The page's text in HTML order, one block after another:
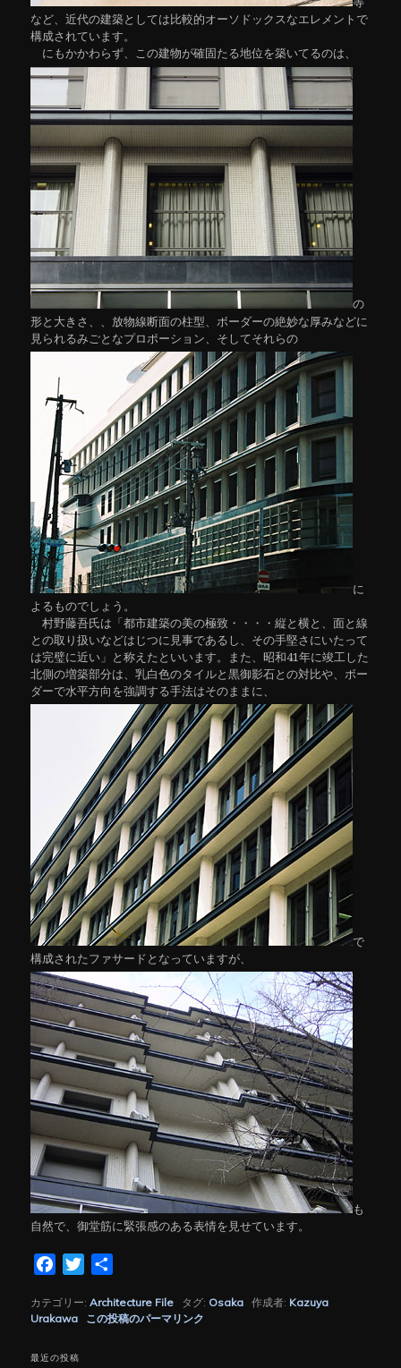
など、近代の建築としては比較的オーソドックスなエレメントで
構成されています。
にもかかわらず、この建物が確固たる地位を築いてるのは、
の
形と大きさ、、放物線断面の柱型、ボーダーの絶妙な厚みなどに
見られるみごとなプロポーション、そしてそれらの
に
よるものでしょう。
村野藤吾氏は「都市建築の美の極致・・・・縦と横と、面と線
との取り扱いなどはじつに見事であるし、その手堅さにいたって
は完璧に近い」と称えたといいます。また、昭和41年に竣工した
北側の増築部分は、乳白色のタイルと黒御影石との対比や、ボー
ダーで水平方向を強調する手法はそのままに、
で
構成されたファサードとなっていますが、
も
自然で、御堂筋に緊張感のある表情を見せています。
FacebookTwitter
カテゴリー:Architecture File タグ: Osaka 作成者: Kazuya
Urakawa
この投稿のパーマリンク
最近の投稿